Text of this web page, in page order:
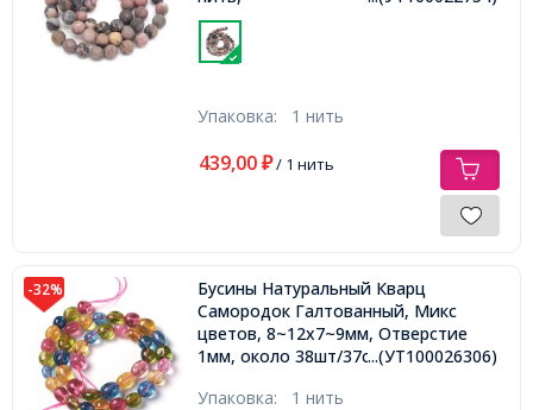
Упаковка: 1 нить
439,00 ₽/ 1 нить
-32%
Бусины Натуральный Кварц
Самородок Галтованный, Микс
цветов, 8~12х7~9мм, Отверстие
1мм, около 38шт/37см/нить,...(УТ100026306)
Упаковка: 1 нить